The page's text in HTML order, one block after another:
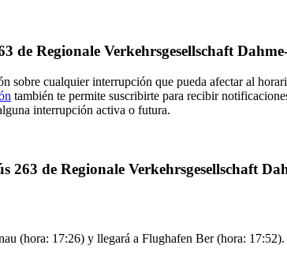
de Regionale Verkehrsgesellschaft
sobre cualquier interrupción que pueda afectar al
también te permite suscribirte para recibir
interrupción activa o futura.
263 de Regionale Verkehrsgesellschaft
(hora: 17:26) y llegará a Flughafen Ber (hora: